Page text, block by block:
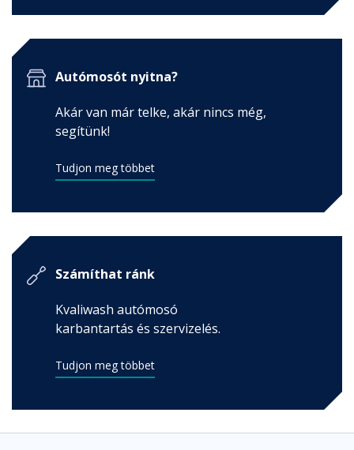
Autómosót nyitna?
Akár van már telke, akár nincs még,
segítünk!
Tudjon meg többet
Számíthat ránk
Kvaliwash autómosó
karbantartás és szervizelés.
Tudjon meg többet